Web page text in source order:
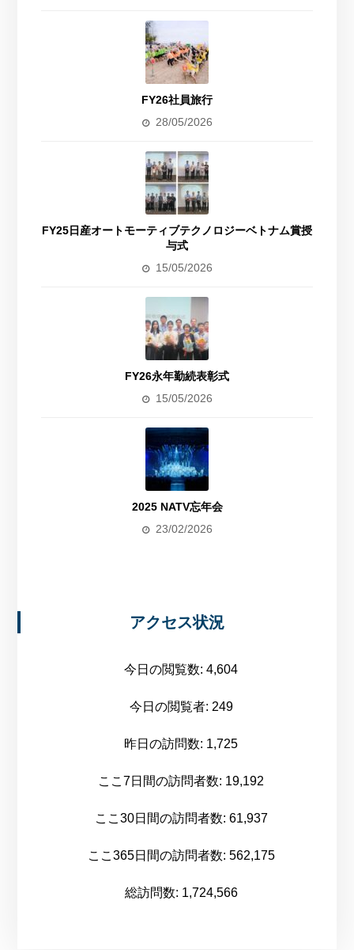
FY26社員旅行
28/05/2026
FY25日産オートモーティブテクノロジーベトナム賞授
与式
15/05/2026
FY26永年勤続表彰式
15/05/2026
2025 NATV忘年会
23/02/2026
アクセス状況
今日の閲覧数: 4,604
今日の閲覧者: 249
昨日の訪問数: 1,725
ここ7日間の訪問者数: 19,192
ここ30日間の訪問者数: 61,937
ここ365日間の訪問者数: 562,175
総訪問数: 1,724,566